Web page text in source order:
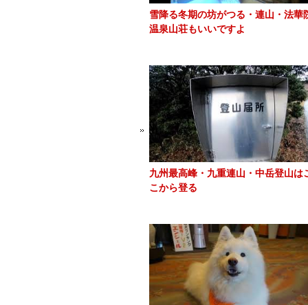
雪降る冬期の坊がつる・連山・法華
温泉山荘もいいですよ
九州最高峰・九重連山・中岳登山は
こから登る